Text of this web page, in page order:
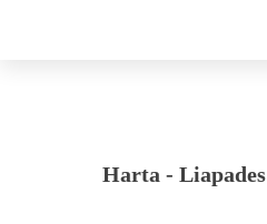
Harta - Liapades